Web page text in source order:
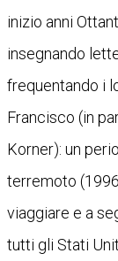
inizio anni
insegnando
frequentando i
Francisco (in
Korner): un
terremoto
viaggiare e a
tutti gli Stati